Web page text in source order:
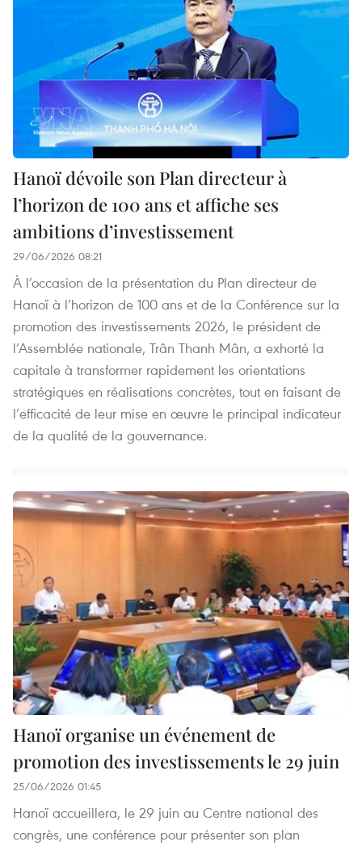
Hanoï dévoile son Plan directeur à
l’horizon de 100 ans et affiche ses
ambitions d’investissement
29/06/2026 08:21
À l’occasion de la présentation du Plan directeur de
Hanoï à l’horizon de 100 ans et de la Conférence sur la
promotion des investissements 2026, le président de
l’Assemblée nationale, Trân Thanh Mân, a exhorté la
capitale à transformer rapidement les orientations
stratégiques en réalisations concrètes, tout en faisant de
l’efficacité de leur mise en œuvre le principal indicateur
de la qualité de la gouvernance.
Hanoï organise un événement de
promotion des investissements le 29 juin
25/06/2026 01:45
Hanoï accueillera, le 29 juin au Centre national des
congrès, une conférence pour présenter son plan